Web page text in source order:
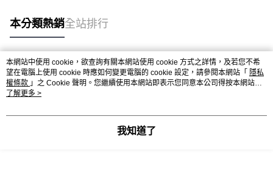
本分類熱銷全站排行
熱門標籤
本網站中使用 cookie，欲查詢有關本網站使用 cookie 方式之詳情，及若您不希
望在電腦上使用 cookie 時應如何變更電腦的 cookie 設定，請參閱本網站「 隱私
權條款 」之 Cookie 聲明。您繼續使用本網站即表示您同意本公司得按本網站使
用條款之 Cookie 聲明使用 cookie。
了解更多 >
我知道了